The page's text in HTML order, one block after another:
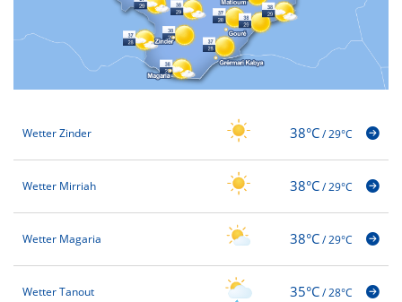
Wetter Zinder 38°C/29°C
Wetter Mirriah 38°C/29°C
Wetter Magaria 38°C/29°C
Wetter Tanout 35°C/28°C